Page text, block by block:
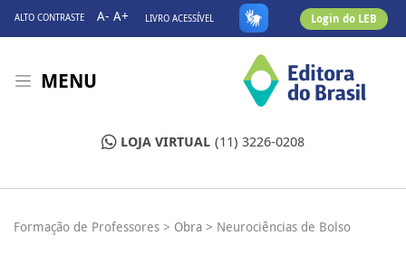
ALTO CONTRASTE A- A+ LIVRO ACESSÍVEL Login do LEB
MENU
LOJA VIRTUAL (11) 3226-0208
Formação de Professores > Obra > Neurociências de Bolso